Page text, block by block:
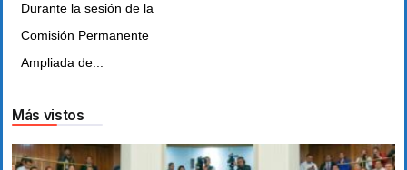
Durante la sesión de la
Comisión Permanente
Ampliada de...
Más vistos